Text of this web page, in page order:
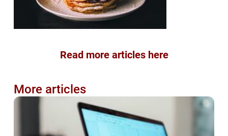
Read more articles here
More articles